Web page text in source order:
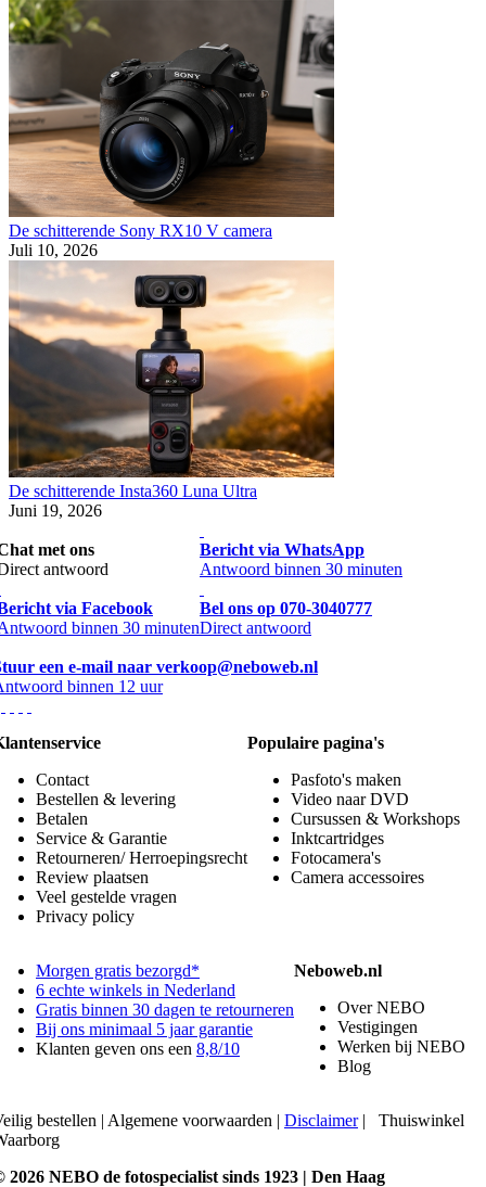
De schitterende Sony RX10 V camera
Juli 10, 2026
De schitterende Insta360 Luna Ultra
Juni 19, 2026
met ons
antwoord
via Facebook
binnen 30 minuten
Bericht via WhatsApp
Antwoord binnen 30 minuten
Bel ons op 070-3040777
Direct antwoord
een e-mail naar verkoop@neboweb.nl
binnen 12 uur
Contact
Bestellen & levering
Betalen
Service & Garantie
Retourneren/ Herroepingsrecht
Review plaatsen
Veel gestelde vragen
Privacy policy
Populaire pagina's
Pasfoto's maken
Video naar DVD
Cursussen & Workshops
Inktcartridges
Fotocamera's
Camera accessoires
Morgen gratis bezorgd*
6 echte winkels in Nederland
Gratis binnen 30 dagen te retourneren
Bij ons minimaal 5 jaar garantie
Klanten geven ons een 8,8/10
Neboweb.nl
Over NEBO
Vestigingen
Werken bij NEBO
Blog
bestellen | Algemene voorwaarden | Disclaimer|
Thuiswinkel
2026 NEBO de fotospecialist sinds 1923 | Den Haag